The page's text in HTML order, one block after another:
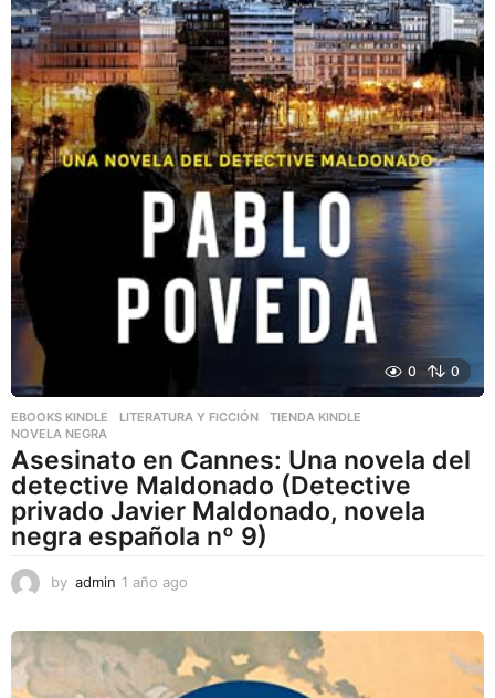
0 0
EBOOKS KINDLE ,LITERATURA Y FICCIÓN ,TIENDA KINDLE
NOVELA NEGRA
Asesinato en Cannes: Una novela del
detective Maldonado (Detective
privado Javier Maldonado, novela
negra española nº 9)
by admin 1 año ago
o
a
g